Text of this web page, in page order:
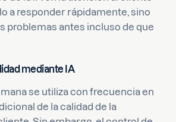
a responder rápidamente, sino
problemas antes incluso de que
mediante IA
se utiliza con frecuencia en
de la calidad de la